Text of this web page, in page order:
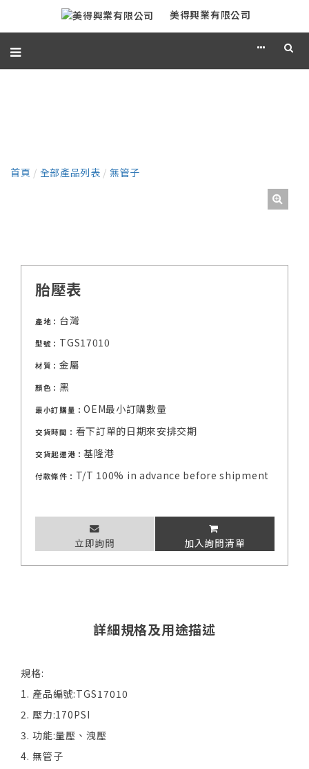
美得興業有限公司
首頁 / 全部產品列表 / 無管子
胎壓表
產地： 台灣
型號： TGS17010
材質：金屬
顏色：黑
最小訂購量：OEM最小訂購數量
交貨時間： 看下訂單的日期來安排交期
交貨起運港：基隆港
付款條件： T/T 100% in advance before shipment
立即詢問 加入詢問清單
詳細規格及用途描述
規格:
1. 產品編號:TGS17010
2. 壓力:170PSI
3. 功能:量壓、洩壓
4. 無管子